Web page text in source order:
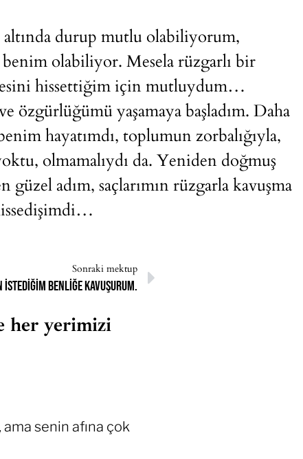
durup mutlu olabiliyorum,
olabiliyor. Mesela rüzgarlı bir
hissettiğim için mutluydum…
yaşamaya başladım. Daha
hayatımdı, toplumun zorbalığıyla,
olmamalıydı da. Yeniden doğmuş
adım, saçlarımın rüzgarla kavuşma
Sonraki mektup
benliğe kavuşurum.
her yerimizi
senin afına çok